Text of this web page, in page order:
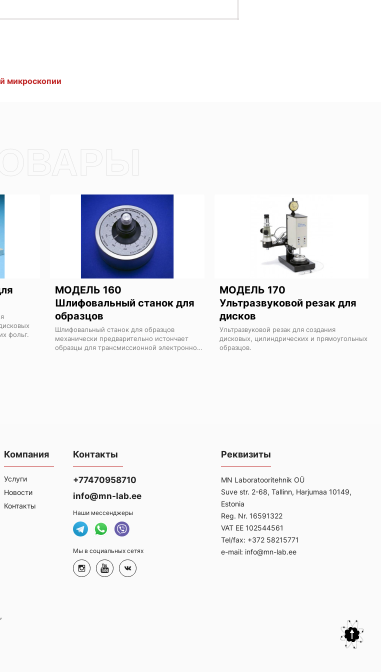
микроскопии
фольг.
МОДЕЛЬ 160
Шлифовальный станок для
образцов
Шлифовальный станок для образцов
механически предварительно истончает
образцы для трансмиссионной электронной
МОДЕЛЬ 170
Ультразвуковой резак для
дисков
Ультразвуковой резак для создания
дисковых, цилиндрических и прямоугольных
образцов.
Компания
Услуги
Новости
Контакты
Контакты
+77470958710
info@mn-lab.ee
Наши мессенджеры
Мы в социальных сетях
Реквизиты
MN Laboratooritehnik OÜ
Suve str. 2-68, Tallinn, Harjumaa 10149,
Estonia
Reg. Nr. 16591322
VAT EE 102544561
Tel/fax: +372 58215771
e-mail: info@mn-lab.ee